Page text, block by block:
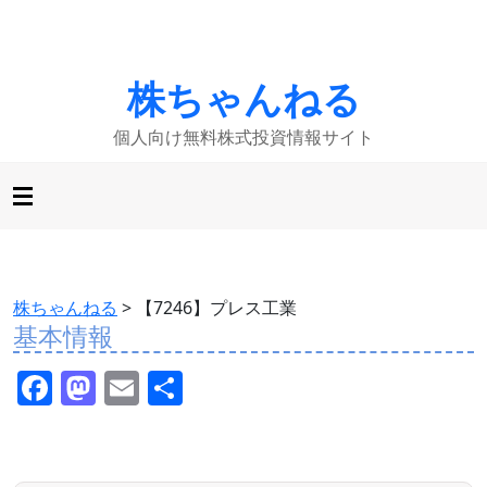
株ちゃんねる
個人向け無料株式投資情報サイト
株ちゃんねる > 【7246】プレス工業
基本情報
F M E